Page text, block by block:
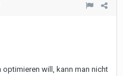
optimieren will, kann man nicht